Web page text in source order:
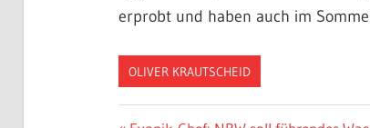
erprobt und haben auch im
OLIVER KRAUTSCHEID